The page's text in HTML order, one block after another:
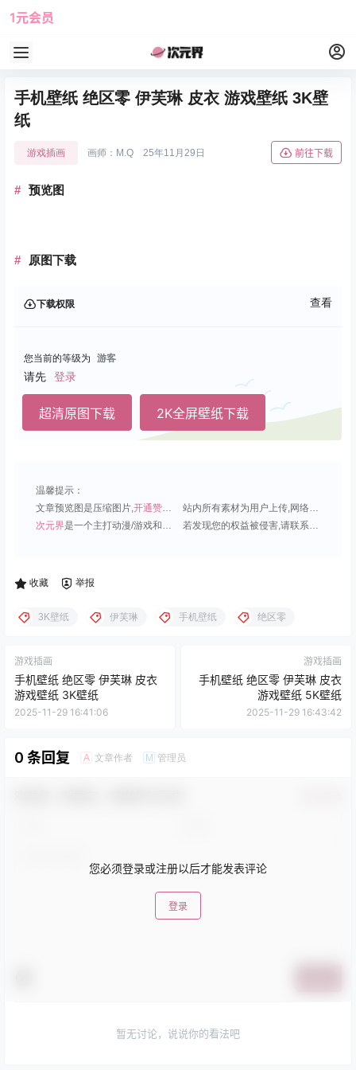
1元会员
手机壁纸 绝区零 伊芙琳 皮衣 游戏壁纸 3K壁
纸
游戏插画 画师：M.Q 25年11月29日 前往下载
预览图
原图下载
下载权限 查看
您当前的等级为 游客
请先 登录
超清原图下载 2K全屏壁纸下载
温馨提示：
文章预览图是压缩图片,开通赞助会员 可免费下载超清原图;
站内所有素材为用户上传,网络分享或原创,请勿用于商业用途;
次元界是一个主打动漫/游戏和虚拟偶像角色的插画壁纸平台; 若发现您的权益被侵害,请联系QQ1815919191,我们尽快处理.
收藏 举报
3K壁纸 伊芙琳 手机壁纸 绝区零
游戏插画
手机壁纸 绝区零 伊芙琳 皮衣
游戏壁纸 3K壁纸
2025-11-29 16:41:06
游戏插画
手机壁纸 绝区零 伊芙琳 皮衣
游戏壁纸 5K壁纸
2025-11-29 16:43:42
0 条回复 A 文章作者 M 管理员
您必须登录或注册以后才能发表评论
登录
暂无讨论，说说你的看法吧